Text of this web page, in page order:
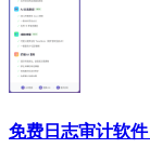
免费日志审计软